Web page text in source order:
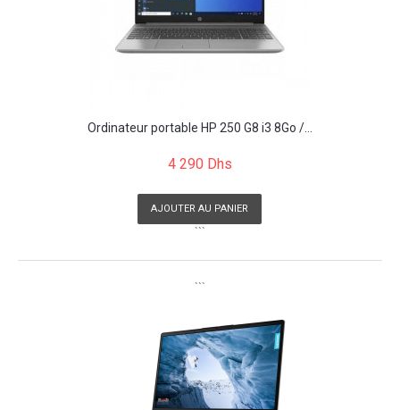
Ordinateur portable HP 250 G8 i3 8Go /...
4 290 Dhs
AJOUTER AU PANIER
```
```